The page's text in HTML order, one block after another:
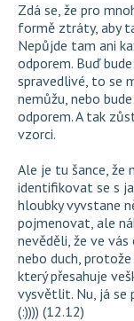
Zdá se, že pro
formě ztráty, aby
Nepůjde tam ani
odporem. Buď
spravedlivé, to se
nemůžu, nebo
odporem. A tak
vzorci.
Ale je tu šance, že
identifikovat se s
hloubky vyvstane
pojmenovat, ale
nevěděli, že ve
nebo duch,
který přesahuje
vysvětlit. Nu, já
(:)))) (12.12)